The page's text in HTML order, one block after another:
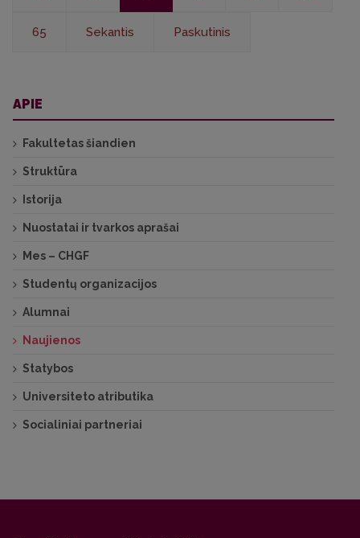
65 Sekantis Paskutinis
APIE
Fakultetas šiandien
Struktūra
Istorija
Nuostatai ir tvarkos aprašai
Mes – CHGF
Studentų organizacijos
Alumnai
Naujienos
Statybos
Universiteto atributika
Socialiniai partneriai